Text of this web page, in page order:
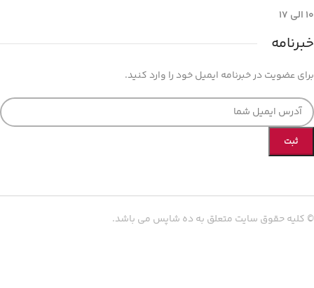
۱۰ الی ۱۷
خبرنامه
برای عضویت در خبرنامه ایمیل خود را وارد کنید.
© کلیه حقوق سایت متعلق به ده شاپس می باشد.